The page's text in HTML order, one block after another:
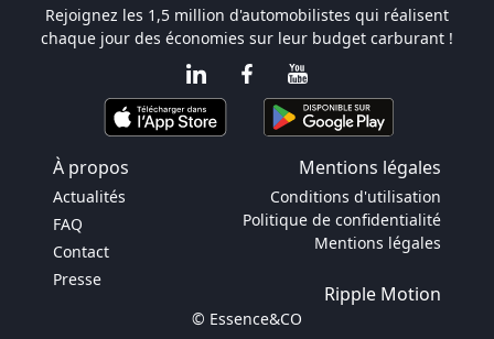
Rejoignez les 1,5 million d'automobilistes qui réalisent
chaque jour des économies sur leur budget carburant !
À propos Mentions légales
Actualités
FAQ
Contact
Presse
Conditions d'utilisation
Politique de confidentialité
Mentions légales
Ripple Motion
© Essence&CO